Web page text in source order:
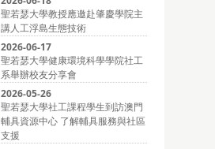
聖若瑟大學教授應邀赴肇慶學院主
講人工浮島生態技術
2026-06-17
聖若瑟大學健康環境科學學院社工
系舉辦校友分享會
2026-05-26
聖若瑟大學社工課程學生到訪澳門
輔具資源中心 了解輔具服務與社區
支援